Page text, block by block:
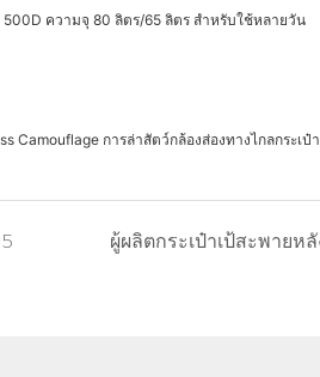
ความจุ 80 ลิตร/65 ลิตร สำหรับใช้หลายวัน
Camouflage การล่าสัตว์กล้องส่องทางไกลกระเป๋า